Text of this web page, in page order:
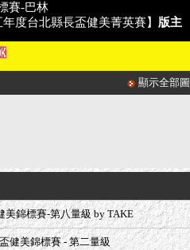
賽-巴林
度台北縣長盃健美菁英賽】 版主
顯示全部
錦標賽-第八量級 by TAKE
健美錦標賽 - 第二量級